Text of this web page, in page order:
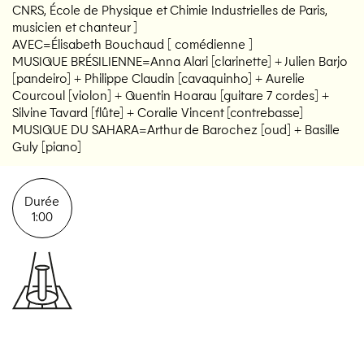
CNRS, École de Physique et Chimie Industrielles de Paris,
musicien et chanteur ]
AVEC=Élisabeth Bouchaud [ comédienne ]
MUSIQUE BRÉSILIENNE=Anna Alari [clarinette] + Julien Barjo
[pandeiro] + Philippe Claudin [cavaquinho] + Aurelie
Courcoul [violon] + Quentin Hoarau [guitare 7 cordes] +
Silvine Tavard [flûte] + Coralie Vincent [contrebasse]
MUSIQUE DU SAHARA=Arthur de Barochez [oud] + Basille
Guly [piano]
Durée
1:00